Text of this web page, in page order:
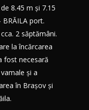
8.45 m și 7.15
BRĂILA port.
2 săptămâni.
la încărcarea
fost necesară
și a
în Brașov și